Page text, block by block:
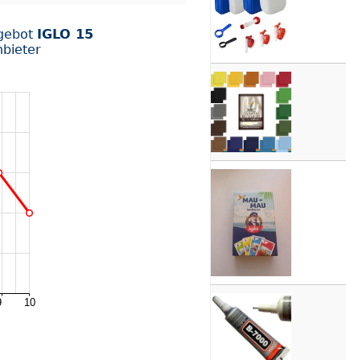
IGLO 15